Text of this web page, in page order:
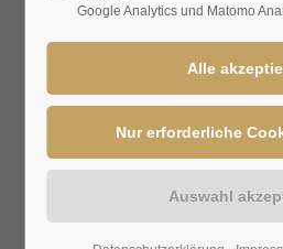
Anmelden
|Lost your password?
SUPPORT
Google Analytics und Matomo